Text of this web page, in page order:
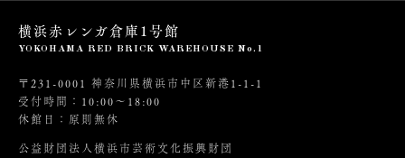
横浜赤レンガ倉庫1号館
YOKOHAMA RED BRICK WAREHOUSE No.1
〒231-0001 神奈川県横浜市中区新港1-1-1
受付時間：10:00～18:00
休館日：原則無休
公益財団法人横浜市芸術文化振興財団